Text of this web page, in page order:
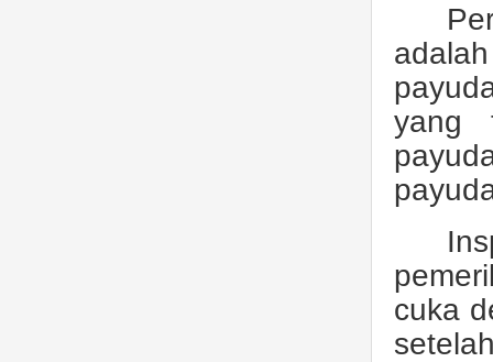
yang
cuka